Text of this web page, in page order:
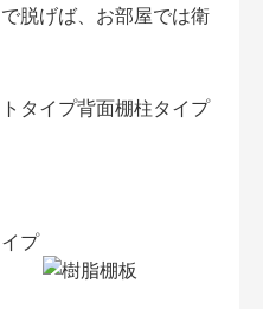
脱げば、お部屋では衛